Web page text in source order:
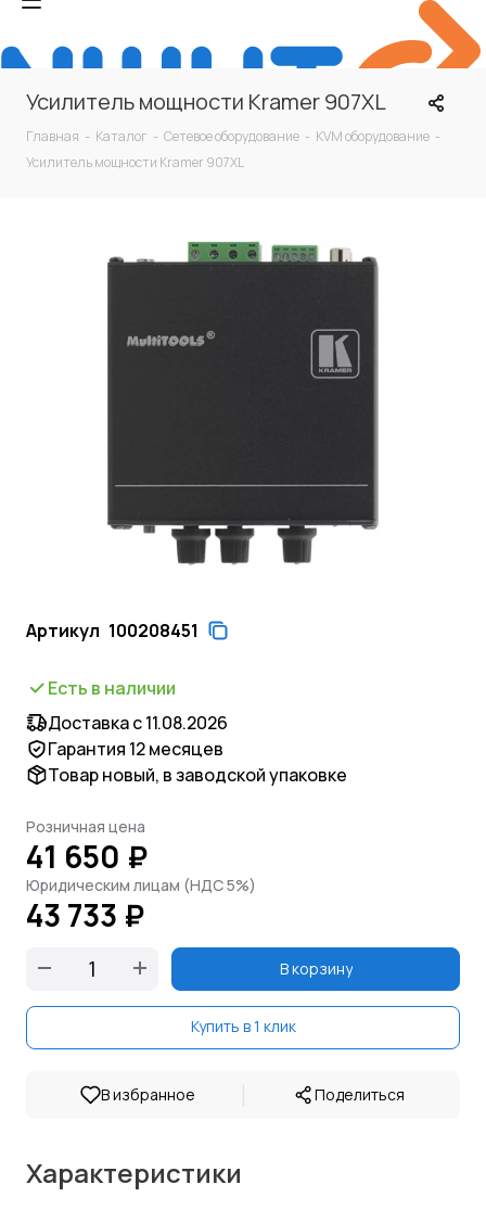
Усилитель мощности Kramer 907XL
Главная - Каталог - Сетевое оборудование - KVM оборудование -
Усилитель мощности Kramer 907XL
Артикул 100208451
Есть в наличии
Доставка с 11.08.2026
Гарантия 12 месяцев
Товар новый, в заводской упаковке
Розничная цена
41 650 ₽
Юридическим лицам (НДС 5%)
43 733 ₽
В корзину
Купить в 1 клик
В избранное | Поделиться
Характеристики